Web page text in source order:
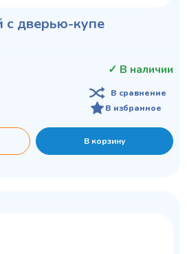
дверью-купе
✓ В наличии
В сравнение
В избранное
В корзину